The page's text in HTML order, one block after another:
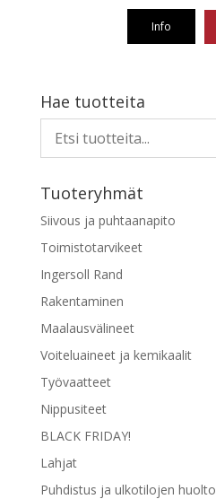
Info
on
useampi
muunnelma.
Voit
valinnat
tuotteen
Hae tuotteita
Tuoteryhmät
Siivous ja puhtaanapito
Toimistotarvikeet
Ingersoll Rand
Rakentaminen
Maalausvälineet
Voiteluaineet ja kemikaalit
Työvaatteet
Nippusiteet
BLACK FRIDAY!
Lahjat
Puhdistus ja ulkotilojen huolto